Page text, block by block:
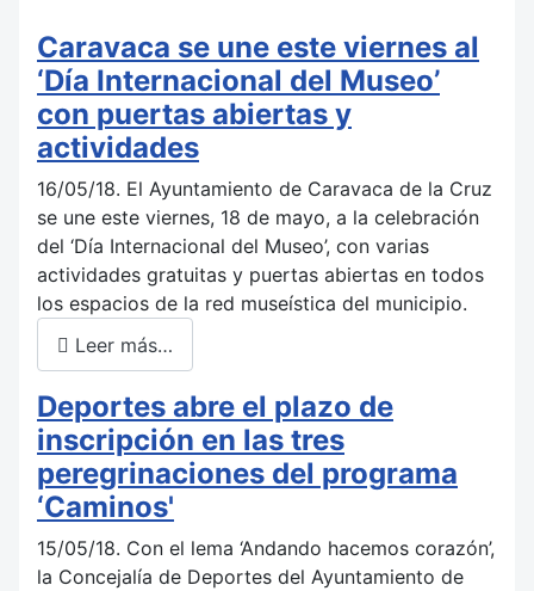
Caravaca se une este viernes al
‘Día Internacional del Museo’
con puertas abiertas y
actividades
16/05/18. El Ayuntamiento de Caravaca de la Cruz
se une este viernes, 18 de mayo, a la celebración
del ‘Día Internacional del Museo’, con varias
actividades gratuitas y puertas abiertas en todos
los espacios de la red museística del municipio.
Leer más…
Deportes abre el plazo de
inscripción en las tres
peregrinaciones del programa
‘Caminos'
15/05/18. Con el lema ‘Andando hacemos corazón’,
la Concejalía de Deportes del Ayuntamiento de